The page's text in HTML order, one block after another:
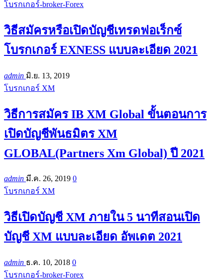
โบรกเกอร์-broker-Forex
วิธีสมัครหรือเปิดบัญชีเทรดฟอเร็กซ์
โบรกเกอร์ EXNESS แบบละเอียด 2021
admin มิ.ย. 13, 2019
โบรกเกอร์ XM
วิธีการสมัคร IB XM Global ขั้นตอนการ
เปิดบัญชีพันธมิตร XM
GLOBAL(Partners Xm Global) ปี 2021
admin มี.ค. 26, 2019 0
โบรกเกอร์ XM
วิธีเปิดบัญชี XM ภายใน 5 นาทีสอนเปิด
บัญชี XM แบบละเอียด อัพเดต 2021
admin ธ.ค. 10, 2018 0
โบรกเกอร์-broker-Forex